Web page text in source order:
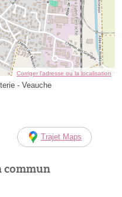
Corriger l’adresse ou la localisation
- Veauche
Trajet Maps
commun